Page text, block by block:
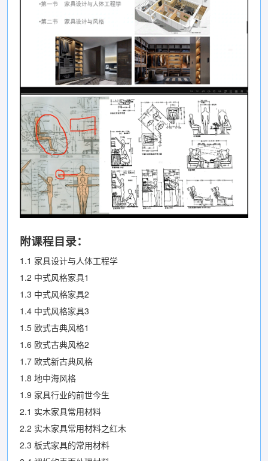
附课程目录：
1.1 家具设计与人体工程学
1.2 中式风格家具1
1.3 中式风格家具2
1.4 中式风格家具3
1.5 欧式古典风格1
1.6 欧式古典风格2
1.7 欧式新古典风格
1.8 地中海风格
1.9 家具行业的前世今生
2.1 实木家具常用材料
2.2 实木家具常用材料之红木
2.3 板式家具的常用材料